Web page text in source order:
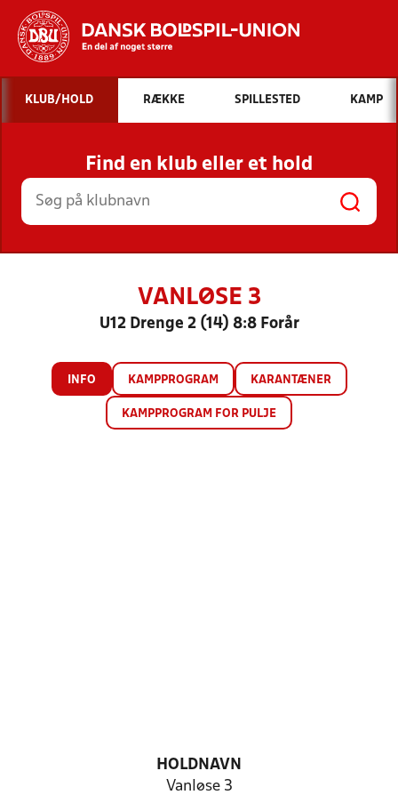
Hvad vil du søge efter?
INDHOLD OG NYHEDER
STILLINGER, RESULTATER, KLUBBER OG
HOLD
KLUB/HOLD RÆKKE SPILLESTED KAMP
Find en klub eller et hold
VANLØSE 3
U12 Drenge 2 (14) 8:8 Forår
INFO KAMPPROGRAM KARANTÆNER
KAMPPROGRAM FOR PULJE
HOLDNAVN
Vanløse 3